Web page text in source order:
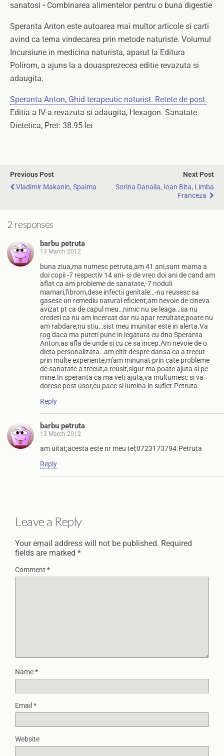
sanatosi • Combinarea alimentelor pentru o buna digestie
Speranta Anton este autoarea mai multor articole si carti
avind ca tema vindecarea prin metode naturiste. Volumul
Incursiune in medicina naturista, aparut la Editura
Polirom, a ajuns la a douasprezecea editie revazuta si
adaugita.
Speranta Anton, Ghid terapeutic naturist. Retete de post.
Editia a IV-a revazuta si adaugita, Hexagon. Sanatate.
Dietetica, Pret: 38.95 lei
Previous Post
Vladimir Makanin, Spaima
Next Post
Sorina Danaila, Ioan Bita, Limba
Franceza
2 responses
barbu petruta
13 March 2012
buna ziua,ma numesc petruta,am 41 ani,sunt mama a
doi copii -7 respectiv 14 ani- si de vreo doi ani de cand am
aflat ca am probleme de sanatate,-7 noduli
mamari,fibrom,dese infectii genitale…-nu reusesc sa
gasesc un remediu natural eficient;am nevoie de cineva
avizat pt ca de capul meu…nimic nu se leaga…sa nu
credeti ca nu am incercat dar nu apar rezultate;poate nu
am rabdare,nu stiu…sist meu imunitar este in alerta.Va
rog daca ma puteti pune in legatura cu dna Speranta
Anton,as afla de unde si cu ce sa incep.Am nevoie de o
dieta personalizata…am citit despre dansa ca a trecut
prin multe experiente,m’am minunat prin cate probleme
de sanatate a trecut;a reusit,sigur ma poate ajuta si pe
mine.In speranta ca ma veti ajuta,va multumesc si va
doresc post usor,cu pace si lumina in suflet.Petruta.
Reply
barbu petruta
13 March 2012
am uitat;acesta este nr meu tel;0723173794.Petruta
Reply
Leave a Reply
Your email address will not be published. Required
fields are marked *
Comment *
Name*
Email *
Website